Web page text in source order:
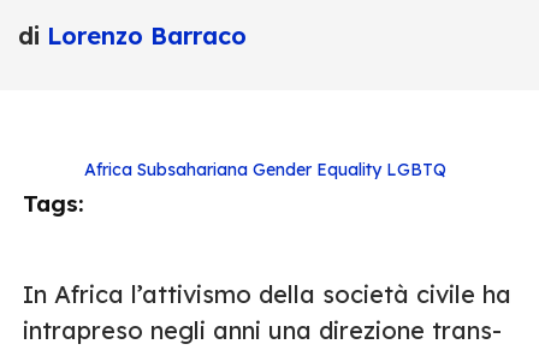
di Lorenzo Barraco
Tags:
Africa Subsahariana Gender Equality LGBTQ
In Africa l’attivismo della società civile ha
intrapreso negli anni una direzione trans-